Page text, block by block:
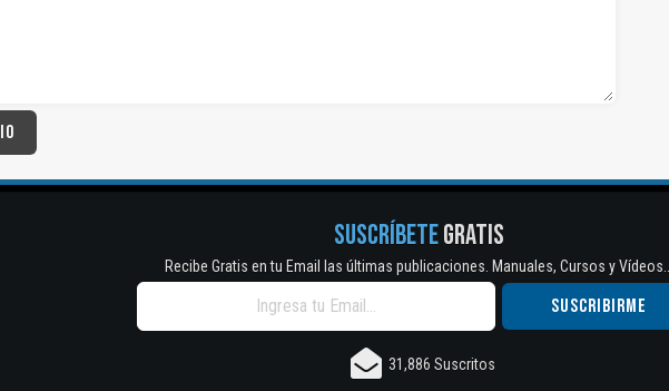
SUSCRÍBETEGRATIS
Recibe Gratis en tu Email las últimas publicaciones. Manuales, Cursos y
31,886 Suscritos